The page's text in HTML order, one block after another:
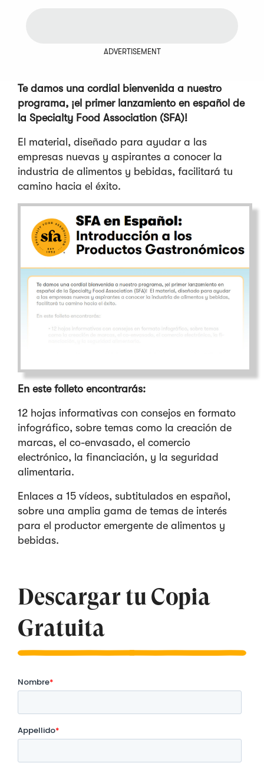
ADVERTISEMENT
Te damos una cordial bienvenida a nuestro
programa, ¡el primer lanzamiento en español de
la Specialty Food Association (SFA)!
El material, diseñado para ayudar a las
empresas nuevas y aspirantes a conocer la
industria de alimentos y bebidas, facilitará tu
camino hacia el éxito.
En este folleto encontrarás:
12 hojas informativas con consejos en formato
infográfico, sobre temas como la creación de
marcas, el co-envasado, el comercio
electrónico, la financiación, y la seguridad
alimentaria.
Enlaces a 15 vídeos, subtitulados en español,
sobre una amplia gama de temas de interés
para el productor emergente de alimentos y
bebidas.
Descargar tu Copia
Gratuita